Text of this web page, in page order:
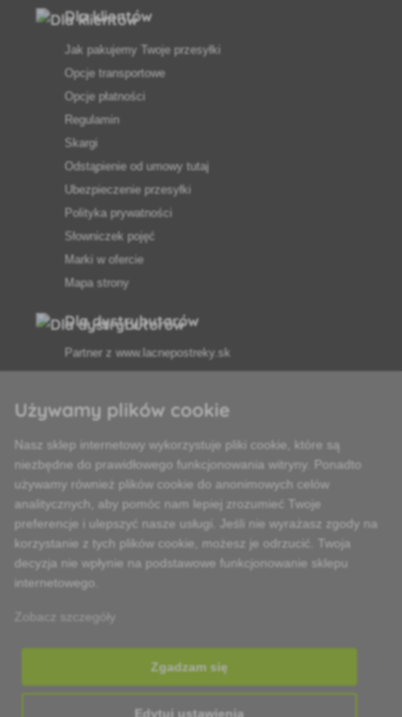
Dla klientów
Jak pakujemy Twoje przesyłki
Opcje transportowe
Opcje płatności
Regulamin
Skargi
Odstąpienie od umowy tutaj
Ubezpieczenie przesyłki
Polityka prywatności
Słowniczek pojęć
Marki w ofercie
Mapa strony
Dla dystrybutorów
Partner z www.lacnepostreky.sk
Zawsze służymy fachową poradą
Używamy plików cookie
Nasz sklep internetowy wykorzystuje pliki cookie, które są
niezbędne do prawidłowego funkcjonowania witryny. Ponadto
używamy również plików cookie do anonimowych celów
analitycznych, aby pomóc nam lepiej zrozumieć Twoje
preferencje i ulepszyć nasze usługi. Jeśli nie wyrażasz zgody na
korzystanie z tych plików cookie, możesz je odrzucić. Twoja
decyzja nie wpłynie na podstawowe funkcjonowanie sklepu
internetowego.
Zobacz szczegóły
Zgadzam się
Edytuj ustawienia